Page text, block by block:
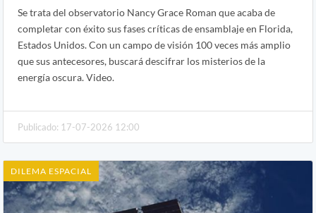
Se trata del observatorio Nancy Grace Roman que acaba de
completar con éxito sus fases críticas de ensamblaje en Florida,
Estados Unidos. Con un campo de visión 100 veces más amplio
que sus antecesores, buscará descifrar los misterios de la
energía oscura. Video.
Publicado: 17-07-2026 12:00
DILEMA ESPACIAL